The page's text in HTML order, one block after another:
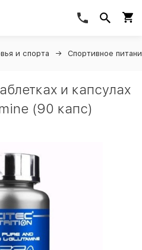
и спорта Спортивное
и капсулах
(90 капс)